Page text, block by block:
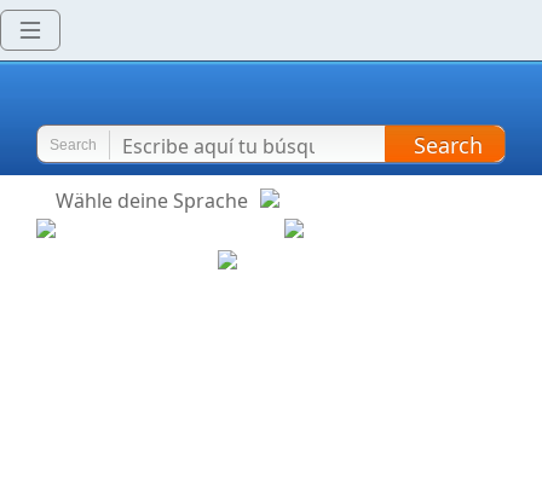
Search Search
Wähle deine Sprache